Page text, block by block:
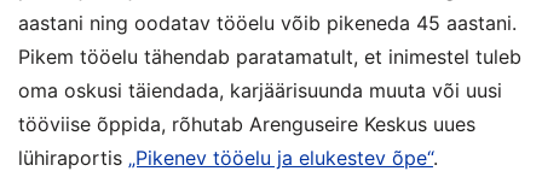
aastani ning oodatav tööelu võib pikeneda 45 aastani.
Pikem tööelu tähendab paratamatult, et inimestel tuleb
oma oskusi täiendada, karjäärisuunda muuta või uusi
tööviise õppida, rõhutab Arenguseire Keskus uues
lühiraportis „Pikenev tööelu ja elukestev õpe“.